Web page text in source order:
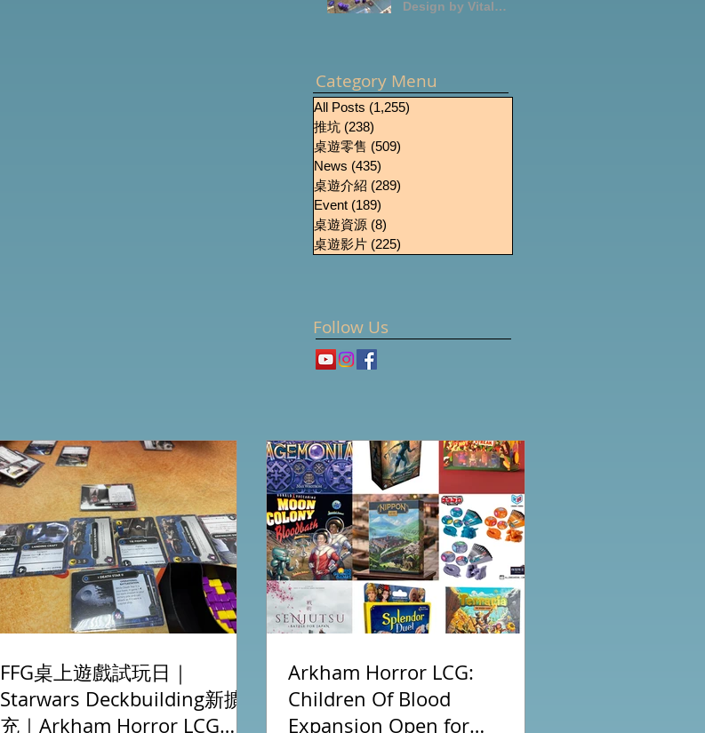
Design by Vital
Category Menu
All Posts (1,255)
推坑 (238)
桌遊零售 (509)
News (435)
桌遊介紹 (289)
Event (189)
桌遊資源 (8)
桌遊影片 (225)
Follow Us
FFG桌上遊戲試玩日｜
Starwars Deckbuilding新擴
充｜Arkham Horror LCG
Arkham Horror LCG:
Children Of Blood
Expansion Open for